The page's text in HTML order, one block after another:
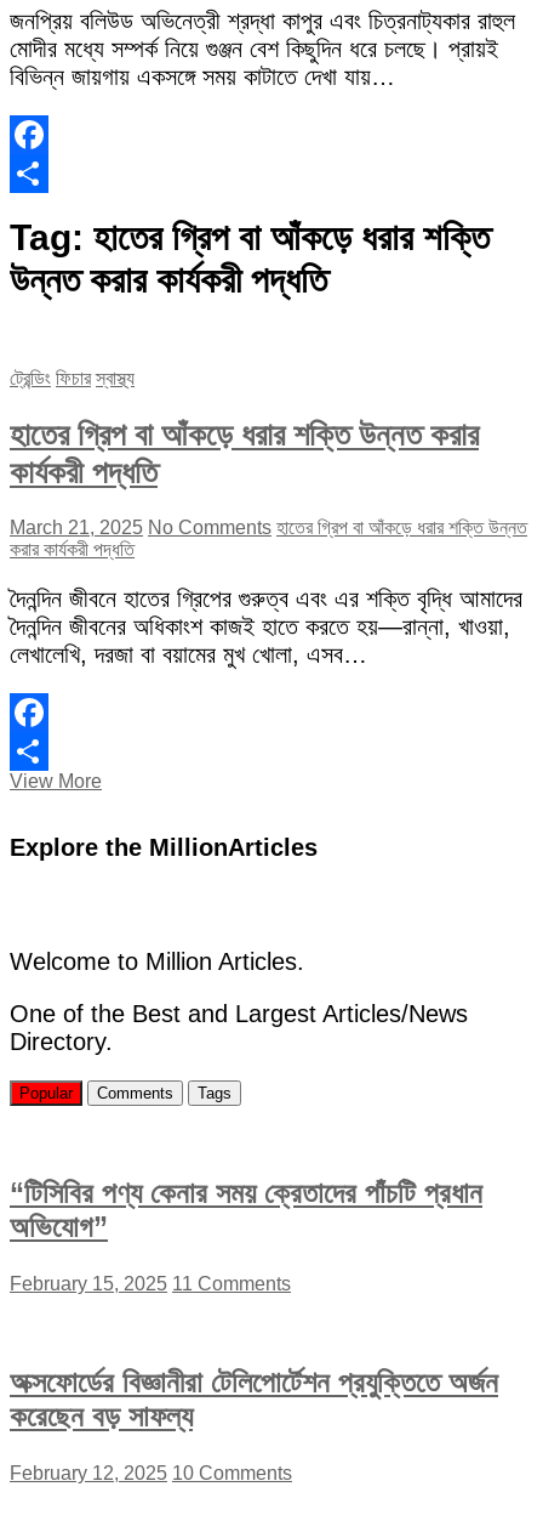
জনপ্রিয় বলিউড অভিনেত্রী শ্রদ্ধা কাপুর এবং চিত্রনাট্যকার রাহুল
মোদীর মধ্যে সম্পর্ক নিয়ে গুঞ্জন বেশ কিছুদিন ধরে চলছে। প্রায়ই
বিভিন্ন জায়গায় একসঙ্গে সময় কাটাতে দেখা যায়…
Facebook
Tag: হাতের গ্রিপ বা আঁকড়ে ধরার শক্তি
উন্নত করার কার্যকরী পদ্ধতি
ট্রেন্ডিং ফিচার স্বাস্থ্য
হাতের গ্রিপ বা আঁকড়ে ধরার শক্তি উন্নত করার
কার্যকরী পদ্ধতি
March 21, 2025 No Comments হাতের গ্রিপ বা আঁকড়ে ধরার শক্তি উন্নত
করার কার্যকরী পদ্ধতি
দৈনন্দিন জীবনে হাতের গ্রিপের গুরুত্ব এবং এর শক্তি বৃদ্ধি আমাদের
দৈনন্দিন জীবনের অধিকাংশ কাজই হাতে করতে হয়—রান্না, খাওয়া,
লেখালেখি, দরজা বা বয়ামের মুখ খোলা, এসব…
Facebook
Share
View Moreহাতের
আঁকড়ে
কার্যকরী
পদ্ধতি
Explore the MillionArticles
Welcome to Million Articles.
One of the Best and Largest Articles/News
Directory.
Popular Comments Tags
“টিসিবির পণ্য কেনার সময় ক্রেতাদের পাঁচটি প্রধান
অভিযোগ”
February 15, 2025 11 Comments
অক্সফোর্ডের বিজ্ঞানীরা টেলিপোর্টেশন প্রযুক্তিতে অর্জন
করেছেন বড় সাফল্য
February 12, 2025 10 Comments